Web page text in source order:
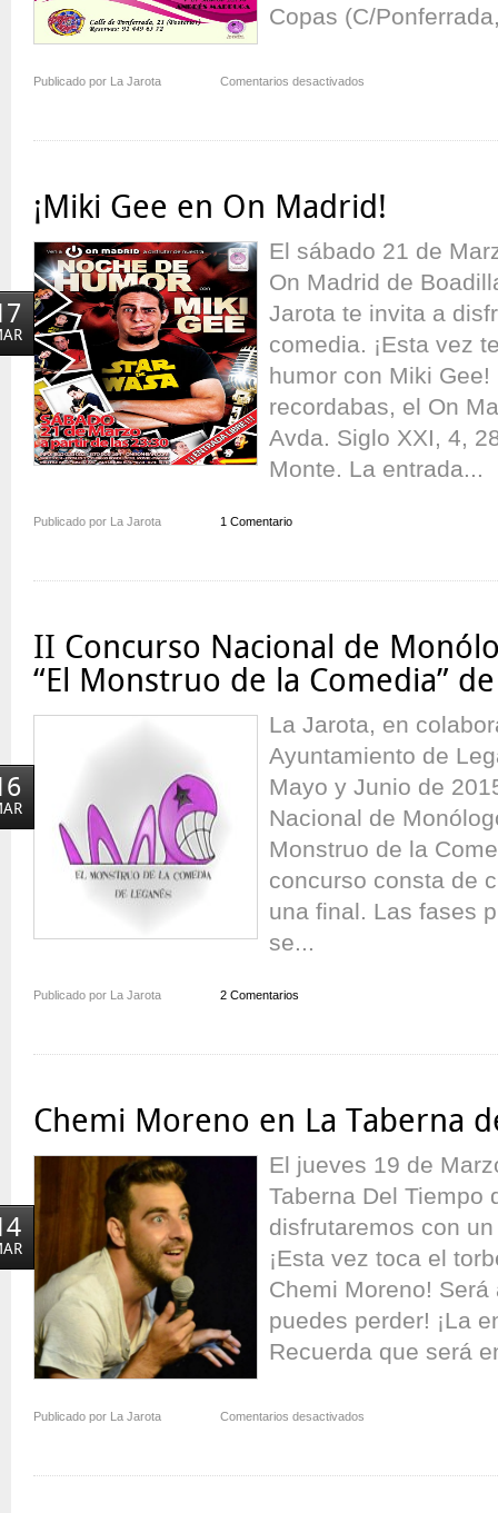
Copas (C/
Publicado por La Jarota Comentarios desactivados
en
Copas!
¡Miki Gee en On Madrid!
El sábado 21 de
On Madrid de
Jarota te invita a
comedia. ¡Esta vez
humor con Miki Gee!
recordabas, el On
Avda. Siglo XXI, 4,
Monte. La entrada...
Publicado por La Jarota 1 Comentario
II Concurso Nacional de
“El Monstruo de la Comedia”
La Jarota, en
Ayuntamiento de
Mayo y Junio de
Nacional de
Monstruo de la
concurso consta de
una final. Las fases
se...
Publicado por La Jarota 2 Comentarios
Chemi Moreno en La Taberna
El jueves 19 de
Taberna Del Tiempo
disfrutaremos con
¡Esta vez toca el
Chemi Moreno! Será
puedes perder! ¡La
Recuerda que será
Publicado por La Jarota Comentarios desactivados
en